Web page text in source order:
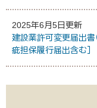
2025年6月5日更新
建設業許可変更届出書
疵担保履行届出含む］